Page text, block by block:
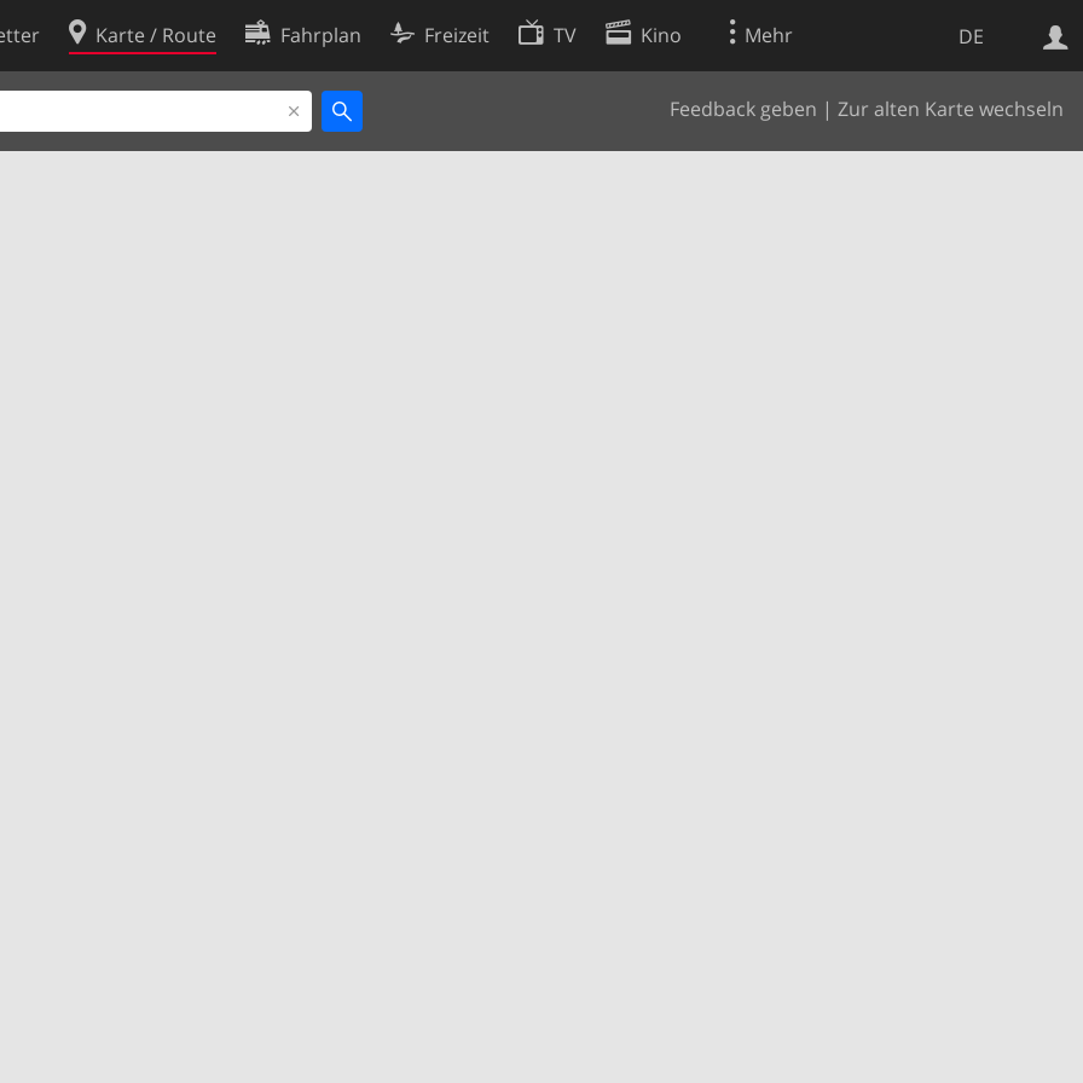
DE
Karte / Route Fahrplan Freizeit TV Kino Mehr
Feedback geben | Zur alten Karte wechseln
Websuche
Cookie-Richtlinie
Cookie-Einstellungen